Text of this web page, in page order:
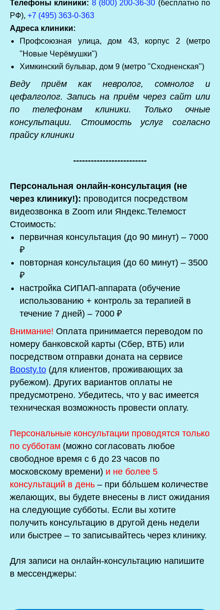
Телефоны клиники: 8 (800) 200-36-30 (бесплатно по
РФ), +7 (495) 363-0-363
Адреса клиники:
Профсоюзная улица, дом 43, корпус 2 (метро
"Новые Черёмушки")
Химкинский бульвар, дом 9 (метро "Сходненская")
Веду приём как невролог, сомнолог и
цефалголог. Запись на приём через сайт или
по телефонам клиники. Только очные
консультации. Стоимость услуг согласно
прайсу клиники
-------------------------
Персональная онлайн-консультация (не
через клинику!): проводится посредством
видеозвонка в Zoom или Яндекс.Телемост
Стоимость:
первичная консультация (до 90 минут) – 7000
₽
повторная консультация (до 60 минут) – 3500
₽
настройка СИПАП-аппарата (обучение
использованию + контроль за терапией в
течение 7 дней) – 7000 ₽
Внимание! Оплата принимается переводом по
номеру банковской карты (Сбер, ВТБ) или
посредством отправки доната на сервисе
Boosty.to (для клиентов, проживающих за
рубежом). Других вариантов оплаты не
предусмотрено. Убедитесь, что у вас имеется
техническая возможность провести оплату.
Персональные консультации проводятся только
по субботам (можно согласовать любое
свободное время с 6 до 23 часов по
московскому времени) и не более 5
консультаций в день – при бóльшем количестве
желающих, вы будете внесены в лист ожидания
на следующие субботы. Если вы хотите
получить консультацию в другой день недели
или быстрее – то записывайтесь через клинику.
Для записи на онлайн-консультацию напишите
в мессенджеры: